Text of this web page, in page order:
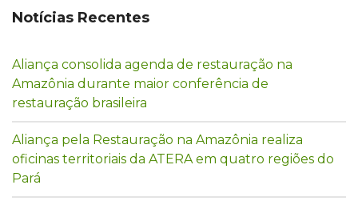
Notícias Recentes
Aliança consolida agenda de restauração na
Amazônia durante maior conferência de
restauração brasileira
Aliança pela Restauração na Amazônia realiza
oficinas territoriais da ATERA em quatro regiões do
Pará